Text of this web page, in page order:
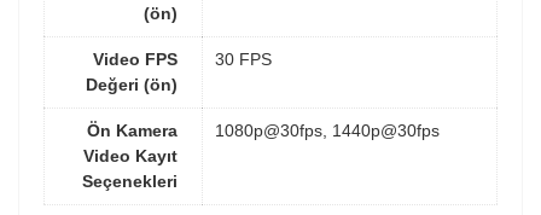
(ön)
Video FPS
Değeri (ön)
30 FPS
Ön Kamera
Video Kayıt
Seçenekleri
1080p@30fps, 1440p@30fps